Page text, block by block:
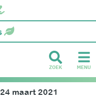
ZOEK MENU
maart 2021